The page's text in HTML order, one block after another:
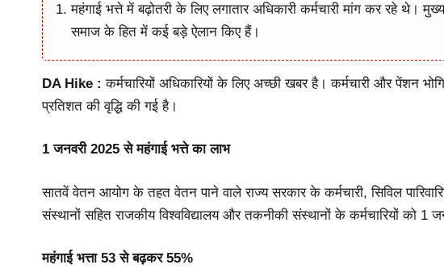
महंगाई भत्ते में बढ़ोतरी के लिए लगातार अधिकारी कर्मचारी मांग कर रहे थे।
समाज के हित में कई बड़े ऐलान किए हैं।
DA Hike :कर्मचारियों अधिकारियों के लिए अच्छी खबर है। कर्मचारी और पेंशन
प्रतिशत की वृद्धि की गई है।
1 जनवरी 2025 से महंगाई भत्ते का लाभ
सातवें वेतन आयोग के तहत वेतन पाने वाले राज्य सरकार के कर्मचारी, सिविल
संस्थानों सहित राजकीय विश्वविद्यालय और तकनीकी संस्थानों के कर्मचारियों को 1
महंगाई भत्ता 53 से बढ़कर 55%